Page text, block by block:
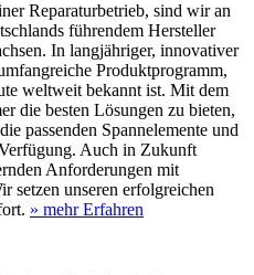
Reparaturbetrieb, sind wir an
führendem Hersteller
In langjähriger, innovativer
Produktprogramm,
weltweit bekannt ist. Mit dem
die besten Lösungen zu bieten,
passenden Spannelemente und
Auch in Zukunft
Anforderungen mit
setzen unseren erfolgreichen
» mehr Erfahren